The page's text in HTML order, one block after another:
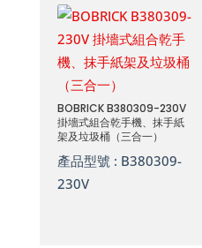
BOBRICK B380309-230V
掛墻式組合乾手機、抹手紙
架及垃圾桶（三合一）
產品型號 : B380309-
230V